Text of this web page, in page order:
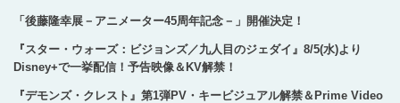
「後藤隆幸展－アニメーター45周年記念－」開催決定！
『スター・ウォーズ：ビジョンズ／九人目のジェダイ』8/5(水)より
Disney+で一挙配信！予告映像＆KV解禁！
『デモンズ・クレスト』第1弾PV・キービジュアル解禁＆Prime Video